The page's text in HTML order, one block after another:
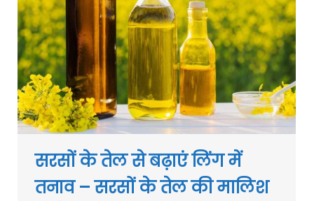
सरसों के तेल से बढ़ाएं लिंग में
तनाव – सरसों के तेल की मालिश